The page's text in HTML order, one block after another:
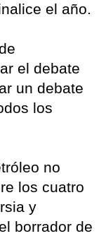
el año.
el debate
un debate
los
no
los cuatro
y
borrador de